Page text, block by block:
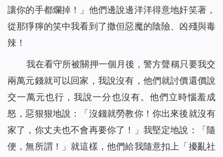
讓你的手都爛掉！」他們邊說邊洋洋得意地奸笑著，
從那猙獰的笑中我看到了撒但惡魔的陰險、凶殘與毒
辣！
我在看守所被關押一個月後，警方聲稱只要我交
兩萬元錢就可以回家，我說沒有，他們就討價還價說
交一萬元也行，我說一分也沒有。他們立時惱羞成
怒，惡狠狠地說：「沒錢就勞教你！你出來後就沒有
家了，你丈夫也不會再要你了！」我堅定地說：「隨
便，無所謂！」就這樣，他們給我隨意扣上「擾亂社